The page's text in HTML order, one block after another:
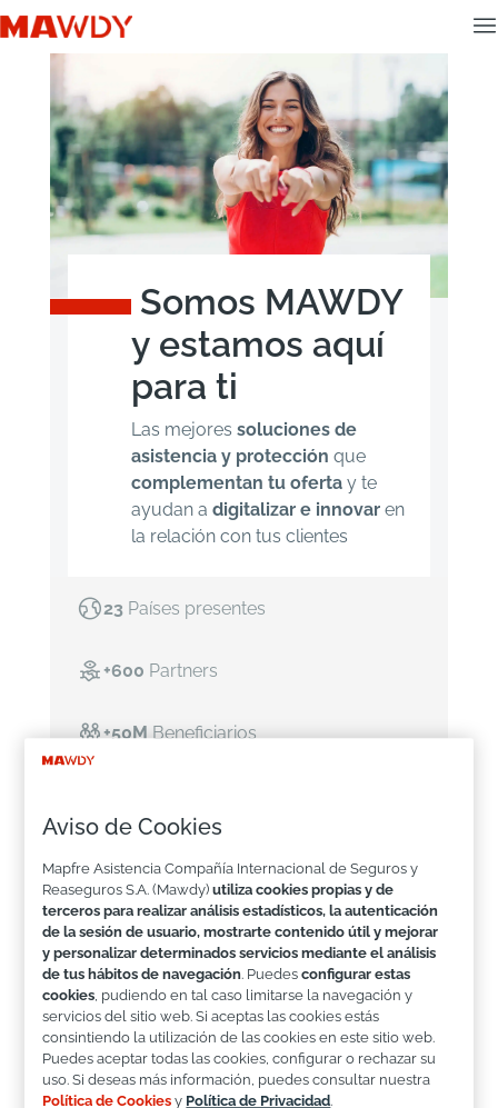
Somos MAWDY
y estamos aquí
para ti
Las mejores soluciones de
asistencia y protección que
complementan tu ofertay te
ayudan a digitalizar e innovaren
la relación con tus clientes
23Países presentes
+600 Partners
+50M Beneficiarios
Especializados en
modelos de distribución
digitales
Queremos ser tu aliado
estratégico
Aviso de Cookies
Mapfre Asistencia Compañía Internacional de Seguros y
Reaseguros S.A. (Mawdy)utiliza cookies propias y de
terceros para realizar análisis estadísticos, la autenticación
de la sesión de usuario, mostrarte contenido útil y mejorar
y personalizar determinados servicios mediante el análisis
de tus hábitos de navegación. Puedesconfigurar estas
cookies, pudiendo en tal caso limitarse la navegación y
servicios del sitio web. Si aceptas las cookies estás
consintiendo la utilización de las cookies en este sitio web.
Puedes aceptar todas las cookies, configurar o rechazar su
uso. Si deseas más información, puedes consultar nuestra
Política de Cookies y Política de Privacidad.